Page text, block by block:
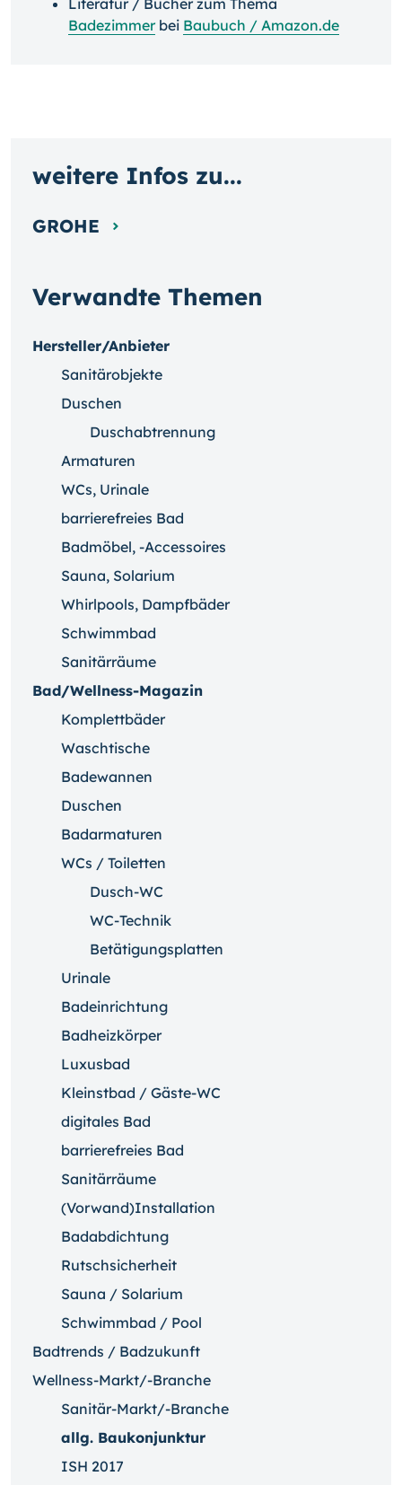
Literatur / Bücher zum Thema
Badezimmerbei Baubuch / Amazon.de
Verwandte Themen
Hersteller/Anbieter
Sanitärobjekte
Duschen
Duschabtrennung
Armaturen
WCs, Urinale
barrierefreies Bad
Badmöbel, -Accessoires
Sauna, Solarium
Whirlpools, Dampfbäder
Schwimmbad
Sanitärräume
Bad/Wellness-Magazin
Komplettbäder
Waschtische
Badewannen
Duschen
Badarmaturen
WCs / Toiletten
Dusch-WC
WC-Technik
Betätigungsplatten
Urinale
Badeinrichtung
Badheizkörper
Luxusbad
Kleinstbad / Gäste-WC
digitales Bad
barrierefreies Bad
Sanitärräume
(Vorwand)Installation
Badabdichtung
Rutschsicherheit
Sauna / Solarium
Schwimmbad / Pool
Badtrends / Badzukunft
Wellness-Markt/-Branche
Sanitär-Markt/-Branche
allg. Baukonjunktur
ISH 2017
weitere Infos zu...
GROHE